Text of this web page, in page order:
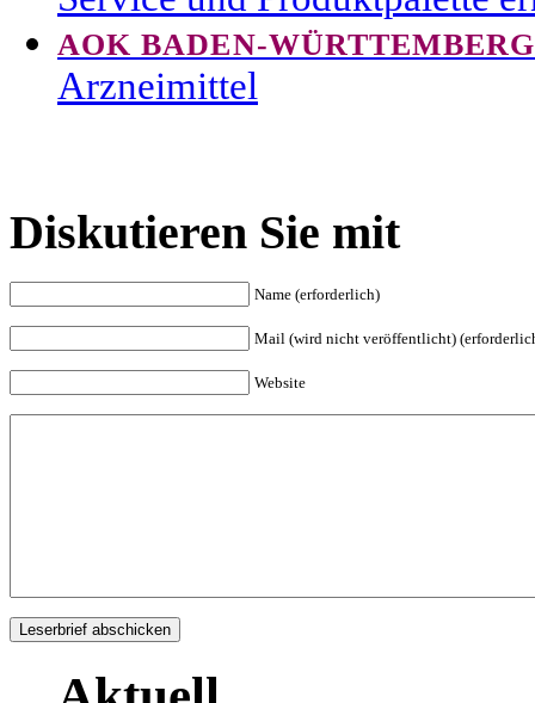
AOK BADEN-
Arzneimittel
Diskutieren Sie mit
Name (erforderlich)
Mail (wird nicht veröffentlicht)
Website